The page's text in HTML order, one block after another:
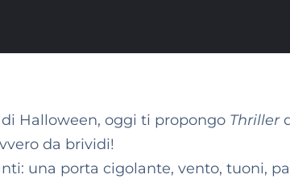
Halloween, oggi ti propongo Thriller
da brividi!
una porta cigolante, vento, tuoni,